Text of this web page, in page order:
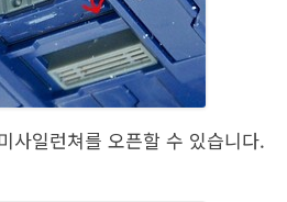
사일런쳐를 오픈할 수 있습니다.